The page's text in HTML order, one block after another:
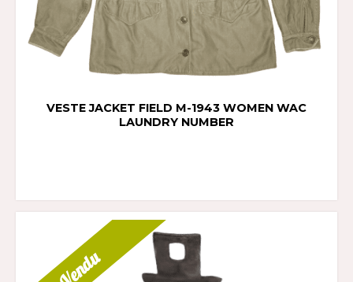
VESTE JACKET FIELD M-1943 WOMEN WAC
LAUNDRY NUMBER
Vendu